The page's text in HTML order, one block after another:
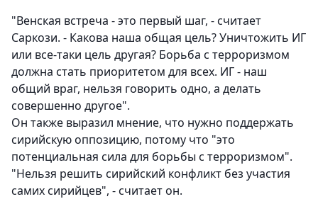
"Венская встреча - это первый шаг, - считает
Саркози. - Какова наша общая цель? Уничтожить ИГ
или все-таки цель другая? Борьба с терроризмом
должна стать приоритетом для всех. ИГ - наш
общий враг, нельзя говорить одно, а делать
совершенно другое".
Он также выразил мнение, что нужно поддержать
сирийскую оппозицию, потому что "это
потенциальная сила для борьбы с терроризмом".
"Нельзя решить сирийский конфликт без участия
самих сирийцев", - считает он.